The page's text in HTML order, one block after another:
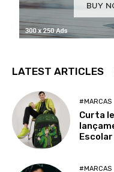
LATEST ARTICLES
#MARCAS
Curta
#MARCAS